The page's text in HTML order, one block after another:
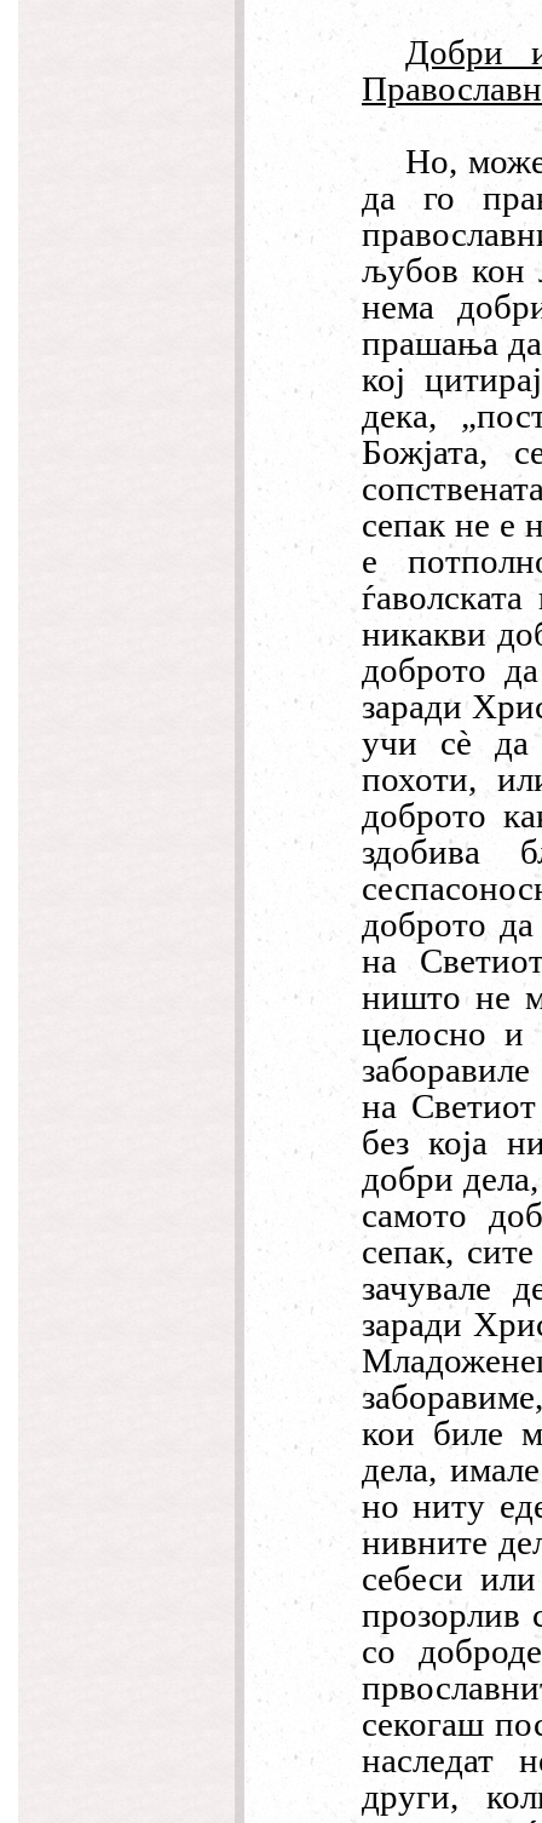
Добри
Но,
да го
љубов кон
нема
прашања
кој
дека,
Божјата,
сепак не е
е
никакви
доброто
заради
учи сè да
похоти,
доброто
здобива
доброто
на
ништо не
целосно и
на
без која
добри
самото
сепак,
зачувале
заради
кои биле
дела,
но ниту
нивните
себеси
прозорлив
со
секогаш
наследат
други,